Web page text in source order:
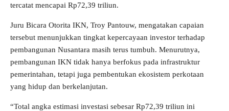
tercatat mencapai Rp72,39 triliun.
Juru Bicara Otorita IKN, Troy Pantouw, mengatakan capaian
tersebut menunjukkan tingkat kepercayaan investor terhadap
pembangunan Nusantara masih terus tumbuh. Menurutnya,
pembangunan IKN tidak hanya berfokus pada infrastruktur
pemerintahan, tetapi juga pembentukan ekosistem perkotaan
yang hidup dan berkelanjutan.
“Total angka estimasi investasi sebesar Rp72,39 triliun ini